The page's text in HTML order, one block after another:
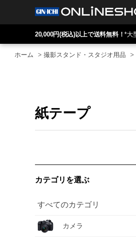
20,000円(税込)以上で送料無料！*大
ホーム > 撮影スタンド・スタジオ用品 >
紙テープ
カテゴリを選ぶ
すべてのカテゴリ
カメラ